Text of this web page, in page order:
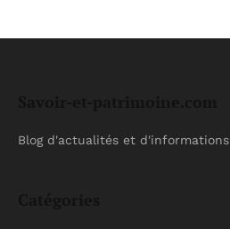
Blog d'actualités et d'informations